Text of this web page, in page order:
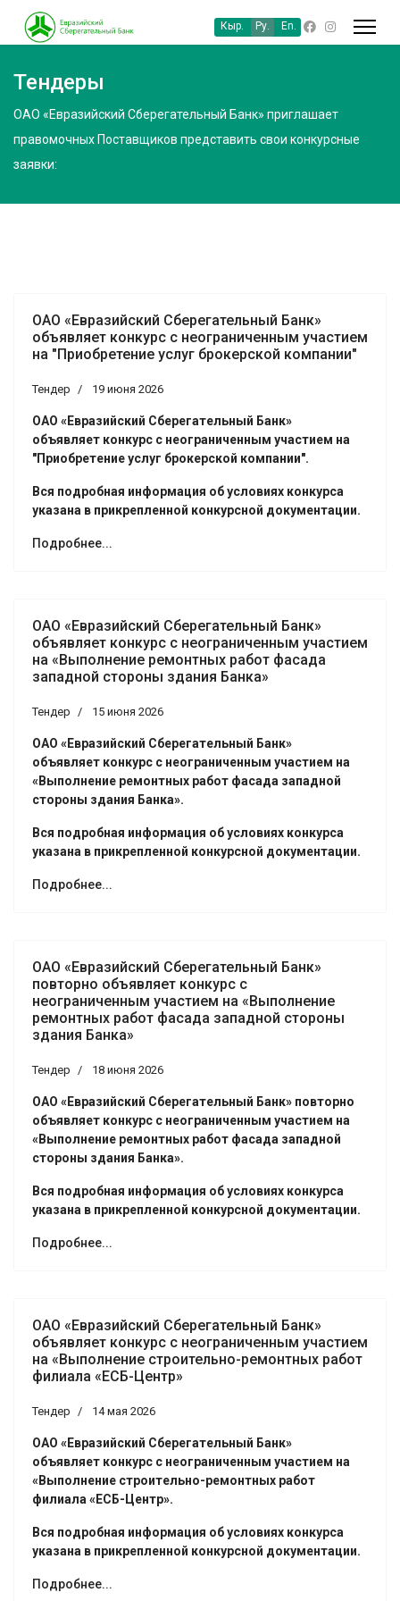
Кыр. Ру. En.
Тендеры
ОАО «Евразийский Сберегательный Банк» приглашает
правомочных Поставщиков представить свои конкурсные
заявки:
ОАО «Евразийский Сберегательный Банк»
объявляет конкурс с неограниченным участием
на "Приобретение услуг брокерской компании"
Тендер 19 июня 2026
ОАО «Евразийский Сберегательный Банк»
объявляет конкурс с неограниченным участием на
"Приобретение услуг брокерской компании".
Вся подробная информация об условиях конкурса
указана в прикрепленной конкурсной документации.
Подробнее...
ОАО «Евразийский Сберегательный Банк»
объявляет конкурс с неограниченным участием
на «Выполнение ремонтных работ фасада
западной стороны здания Банка»
Тендер 15 июня 2026
ОАО «Евразийский Сберегательный Банк»
объявляет конкурс с неограниченным участием на
«Выполнение ремонтных работ фасада западной
стороны здания Банка».
Вся подробная информация об условиях конкурса
указана в прикрепленной конкурсной документации.
Подробнее...
ОАО «Евразийский Сберегательный Банк»
повторно объявляет конкурс с
неограниченным участием на «Выполнение
ремонтных работ фасада западной стороны
здания Банка»
Тендер 18 июня 2026
ОАО «Евразийский Сберегательный Банк» повторно
объявляет конкурс с неограниченным участием на
«Выполнение ремонтных работ фасада западной
стороны здания Банка».
Вся подробная информация об условиях конкурса
указана в прикрепленной конкурсной документации.
Подробнее...
ОАО «Евразийский Сберегательный Банк»
объявляет конкурс с неограниченным участием
на «Выполнение строительно-ремонтных работ
филиала «ЕСБ-Центр»
Тендер 14 мая 2026
ОАО «Евразийский Сберегательный Банк»
объявляет конкурс с неограниченным участием на
«Выполнение строительно-ремонтных работ
филиала «ЕСБ-Центр».
Вся подробная информация об условиях конкурса
указана в прикрепленной конкурсной документации.
Подробнее...